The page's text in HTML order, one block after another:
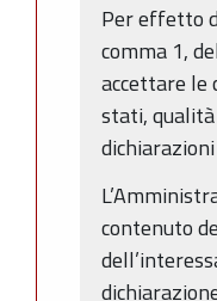
Per effetto
comma 1,
accettare le
stati,
contenuto